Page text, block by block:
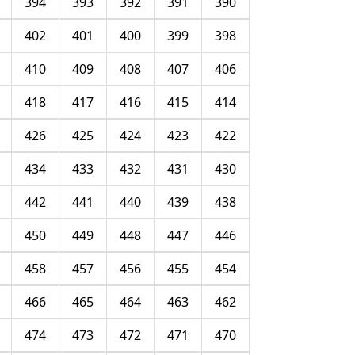
398
399
400
401
402
406
407
408
409
410
414
415
416
417
418
422
423
424
425
426
430
431
432
433
434
438
439
440
441
442
446
447
448
449
450
454
455
456
457
458
462
463
464
465
466
470
471
472
473
474